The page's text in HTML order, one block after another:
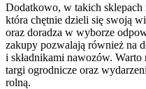
Dodatkowo, w takich sklepach
która chętnie dzieli się swoją
oraz doradza w wyborze
zakupy pozwalają również na
i składnikami nawozów.
targi ogrodnicze oraz
rolną.